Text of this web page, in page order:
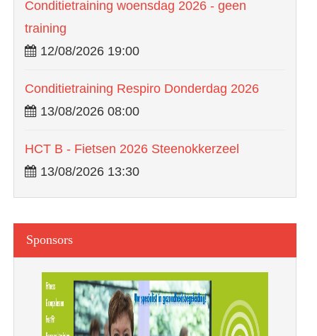
Conditietraining woensdag 2026 - geen
training
12/08/2026 19:00
Conditietraining Respiro Donderdag 2026
13/08/2026 08:00
HCT B - Fietsen 2026 Steenokkerzeel
13/08/2026 13:30
Sponsors